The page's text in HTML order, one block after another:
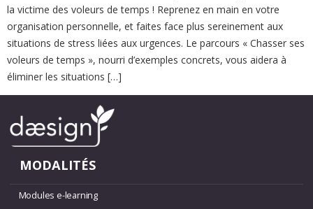
la victime des voleurs de temps ! Reprenez en main en votre
organisation personnelle, et faites face plus sereinement aux
situations de stress liées aux urgences. Le parcours « Chasser ses
voleurs de temps », nourri d’exemples concrets, vous aidera à
éliminer les situations […]
MODALITÉS
Modules e-learning